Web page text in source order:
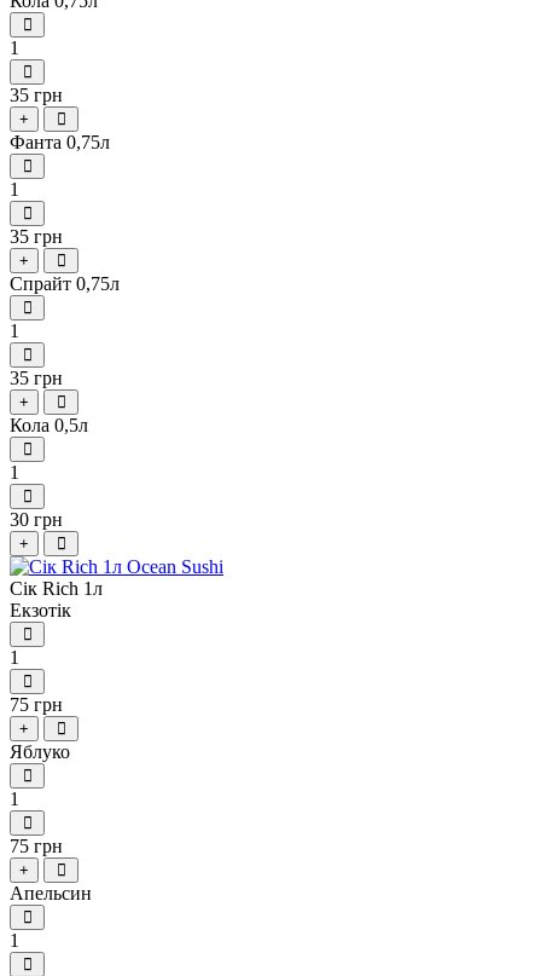
1
35 грн
+
Фанта 0,75л
1
35 грн
+
Спрайт 0,75л
1
35 грн
+
Кола 0,5л
1
30 грн
+
Сік Rich 1л
Екзотік
1
75 грн
+
Яблуко
1
75 грн
+
Апельсин
1